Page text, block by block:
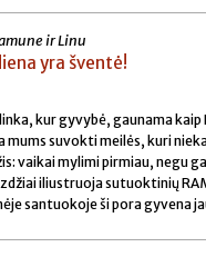
ir Linu
yra šventė!
kur gyvybė, gaunama
mums suvokti meilės, kuri
vaikai mylimi pirmiau, negu
iliustruoja sutuoktinių
santuokoje ši pora gyvena